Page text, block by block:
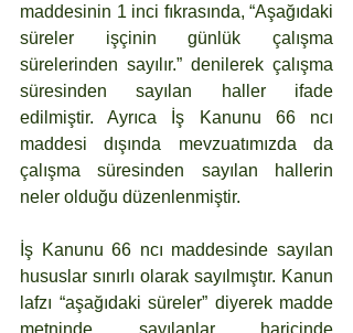
maddesinin 1 inci fıkrasında, “Aşağıdaki
süreler işçinin günlük çalışma
sürelerinden sayılır.” denilerek çalışma
süresinden sayılan haller ifade
edilmiştir. Ayrıca İş Kanunu 66 ncı
maddesi dışında mevzuatımızda da
çalışma süresinden sayılan hallerin
neler olduğu düzenlenmiştir.
İş Kanunu 66 ncı maddesinde sayılan
hususlar sınırlı olarak sayılmıştır. Kanun
lafzı “aşağıdaki süreler” diyerek madde